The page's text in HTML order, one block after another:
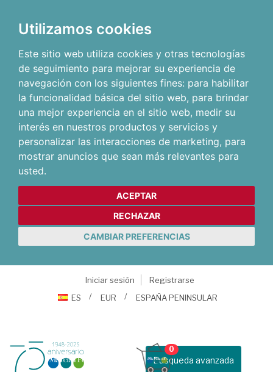
Utilizamos cookies
Este sitio web utiliza cookies y otras tecnologías
de seguimiento para mejorar su experiencia de
navegación con los siguientes fines: para habilitar
la funcionalidad básica del sitio web, para brindar
una mejor experiencia en el sitio web, medir su
interés en nuestros productos y servicios y
personalizar las interacciones de marketing, para
mostrar anuncios que sean más relevantes para
usted.
ACEPTAR
RECHAZAR
CAMBIAR PREFERENCIAS
Iniciar sesión
Registrarse
ES
EUR ESPAÑA PENINSULAR
Busqueda avanzada
0